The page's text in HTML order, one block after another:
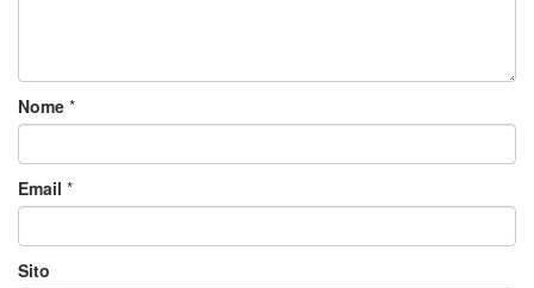
Nome *
Email *
Sito